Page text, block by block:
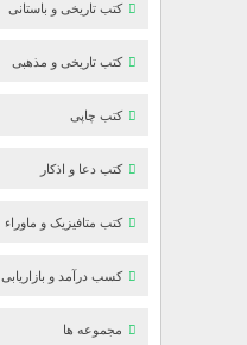
کتب تاریخی و باستانی
کتب تاریخی و مذهبی
کتب چاپی
کتب دعا و اذکار
کتب متافیزیک و ماوراء
کسب درآمد و بازاریابی
مجموعه ها